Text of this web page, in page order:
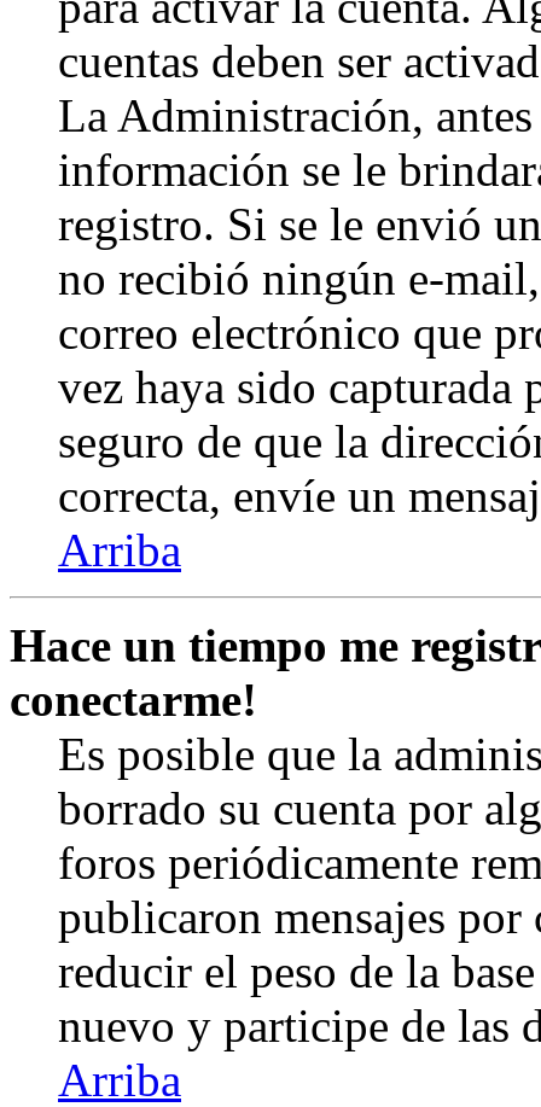
cuentas deben ser
La Administración,
información se le
registro. Si se le envió
no recibió ningún e-
correo electrónico que
vez haya sido
seguro de que la
correcta, envíe un
Arriba
Hace un tiempo me
conectarme!
Es posible que la
borrado su cuenta por
foros periódicamente
publicaron mensajes
reducir el peso de la
nuevo y participe de las
Arriba